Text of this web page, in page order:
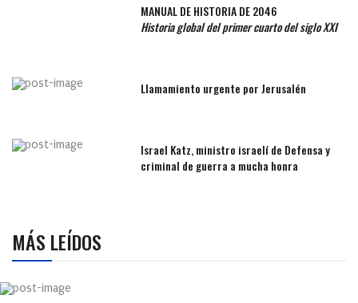
MANUAL DE HISTORIA DE 2046
Historia global del primer cuarto del siglo XXI
Llamamiento urgente por Jerusalén
Israel Katz, ministro israelí de Defensa y
criminal de guerra a mucha honra
MÁS LEÍDOS